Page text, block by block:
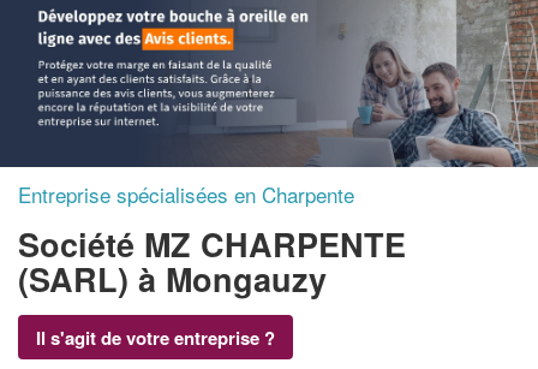
Entreprise spécialisées en Charpente
Société MZ CHARPENTE
(SARL) à Mongauzy
Il s'agit de votre entreprise ?